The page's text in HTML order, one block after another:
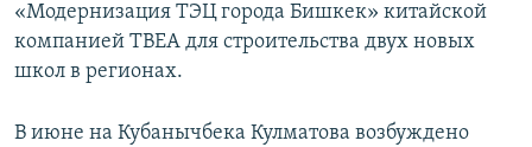
«Модернизация ТЭЦ города Бишкек» китайской
компанией TBEA для строительства двух новых
школ в регионах.
В июне на Кубанычбека Кулматова возбуждено